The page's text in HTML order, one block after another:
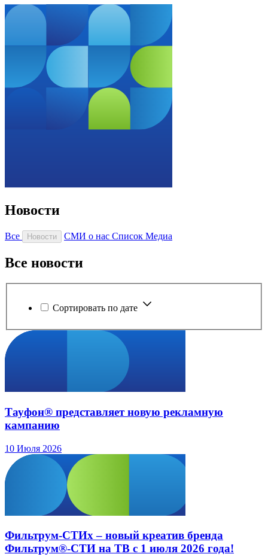
Новости
Все Новости СМИ о нас Список Медиа
Все новости
Сортировать по дате
Тауфон® представляет новую рекламную
кампанию
10 Июля 2026
Фильтрум-СТИх – новый креатив бренда
Фильтрум®-СТИ на ТВ с 1 июля 2026 года!